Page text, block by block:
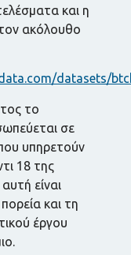
και η
ακόλουθο
datasets/
το
σε
υπηρετούν
18 της
είναι
και τη
έργου